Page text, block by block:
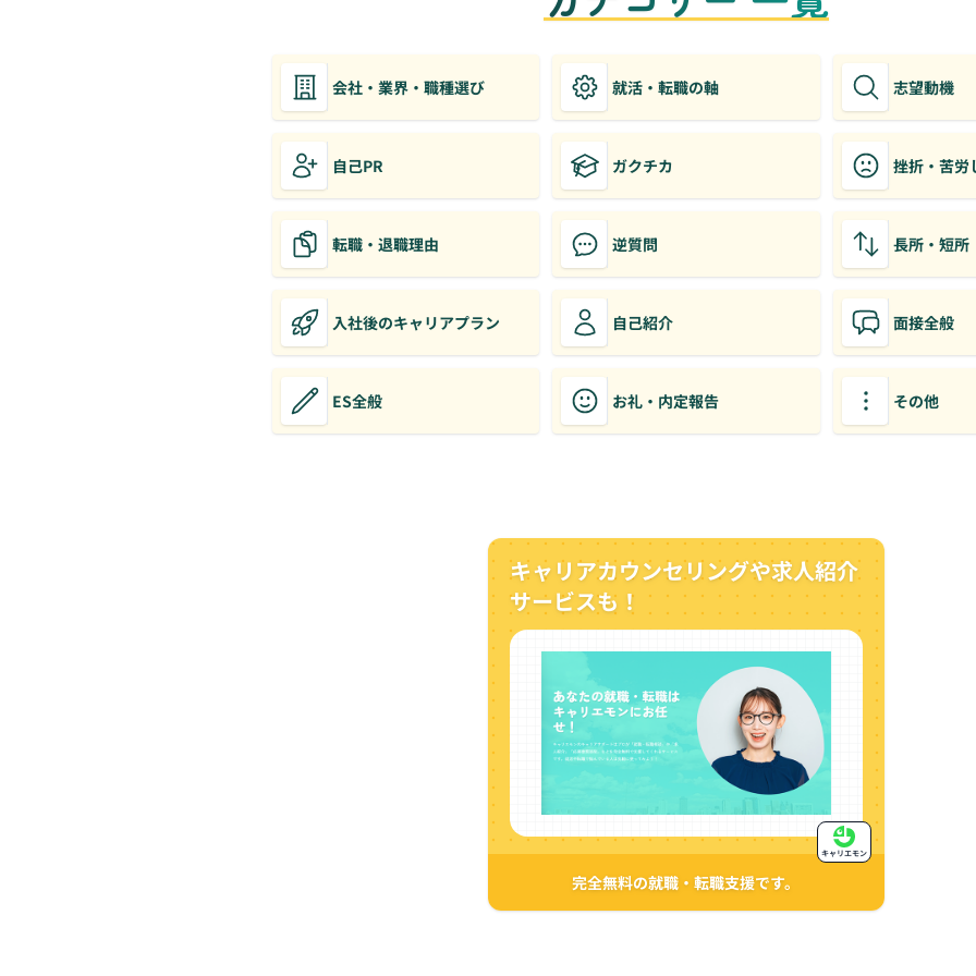
会社・業界・職種選び 就活・転職の軸 志望動機
自己PR ガクチカ 挫折・苦労
転職・退職理由 逆質問 長所・短所
入社後のキャリアプラン 自己紹介 面接全般
ES全般 お礼・内定報告 その他
キャリアカウンセリングや求人紹介
サービスも！
完全無料の就職・転職支援です。
キャリエモン